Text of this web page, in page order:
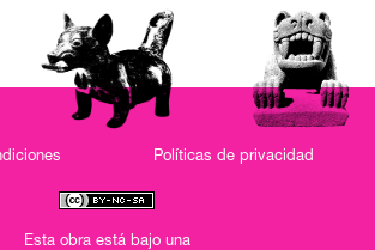
Políticas de privacidad
Esta obra está bajo una